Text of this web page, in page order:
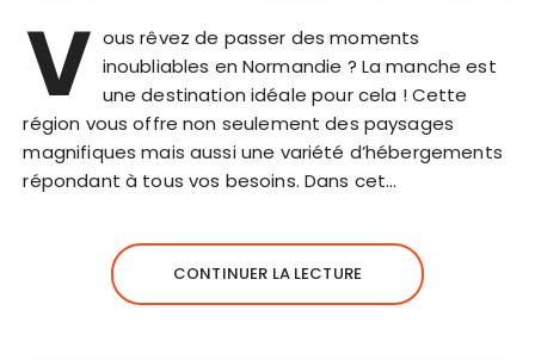
V ous rêvez de passer des moments
inoubliables en Normandie ? La manche est
une destination idéale pour cela ! Cette
région vous offre non seulement des paysages
magnifiques mais aussi une variété d’hébergements
répondant à tous vos besoins. Dans cet…
CONTINUER LA LECTURE